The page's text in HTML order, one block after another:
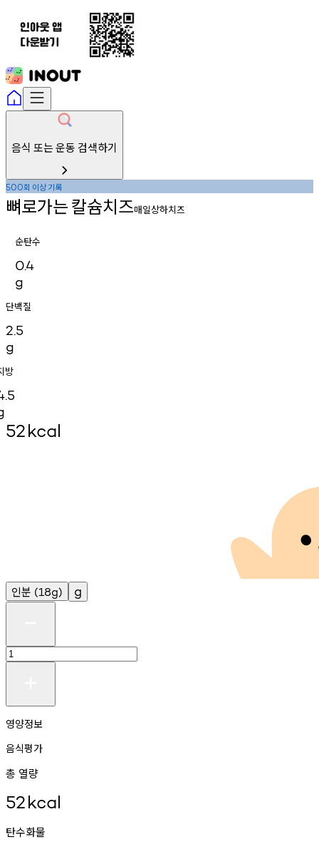
음식 또는 운동 검색하기
500회 이상기록
뼈로가는칼슘치즈매일상하치즈
순탄수
0.4
g
단백질
2.5
g
방
52kcal
인분 (18g) g
영양정보
음식평가
총 열량
52kcal
탄수화물